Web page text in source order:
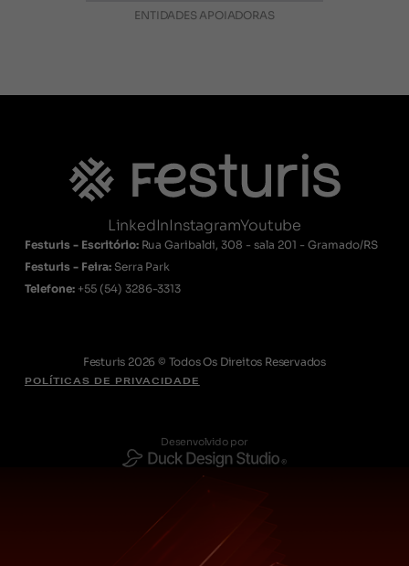
ENTIDADES APOIADORAS
LinkedInInstagramYoutube
Festuris - Escritório: Rua Garibaldi, 308 - sala 201 - Gramado/RS
Festuris - Feira: Serra Park
Telefone: +55 (54) 3286-3313
Festuris 2026 © Todos Os Direitos Reservados
POLÍTICAS DE PRIVACIDADE
Desenvolvido por